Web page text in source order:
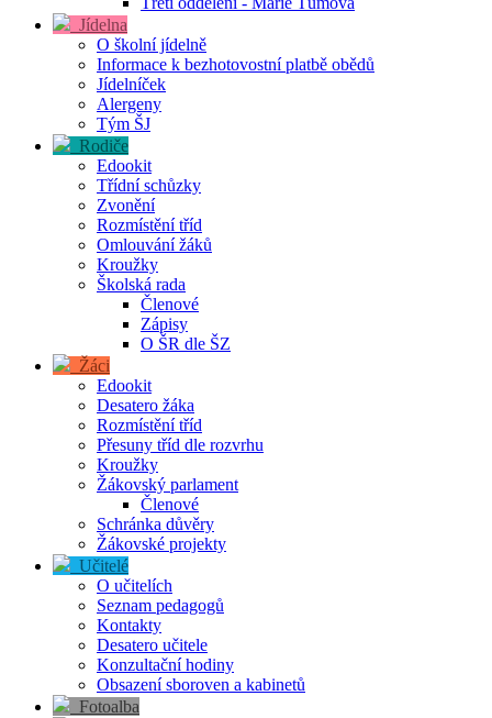
Jídelna
O školní jídelně
Informace k bezhotovostní platbě obědů
Jídelníček
Alergeny
Tým ŠJ
Rodiče
Edookit
Třídní schůzky
Zvonění
Rozmístění tříd
Omlouvání žáků
Kroužky
Školská rada
Členové
Zápisy
O ŠR dle ŠZ
Žáci
Edookit
Desatero žáka
Rozmístění tříd
Přesuny tříd dle rozvrhu
Kroužky
Žákovský parlament
Členové
Schránka důvěry
Žákovské projekty
Učitelé
O učitelích
Seznam pedagogů
Kontakty
Desatero učitele
Konzultační hodiny
Obsazení sboroven a kabinetů
Fotoalba